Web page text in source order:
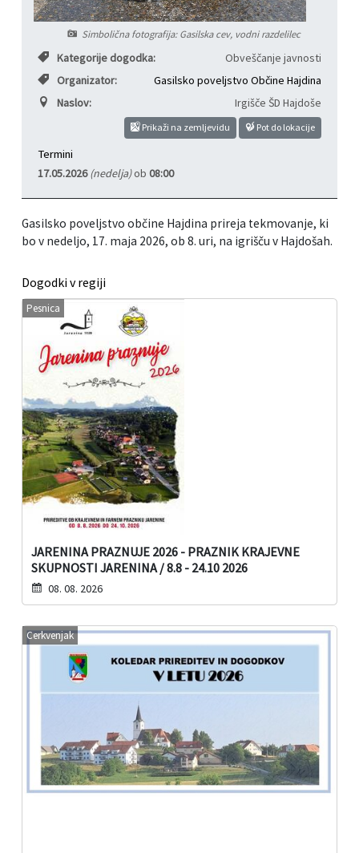
Simbolična fotografija: Gasilska cev, vodni razdelilec
Kategorije dogodka:
Obveščanje javnosti
Organizator:
Gasilsko poveljstvo Občine Hajdina
Naslov:
Irgišče ŠD Hajdoše
Prikaži na zemljevidu Pot do lokacije
Termini
17.05.2026(nedelja)ob 08:00
Gasilsko poveljstvo občine Hajdina prireja tekmovanje, ki
bo v nedeljo, 17. maja 2026, ob 8. uri, na igrišču v Hajdošah.
Dogodki v regiji
Pesnica
JARENINA PRAZNUJE 2026 - PRAZNIK KRAJEVNE
SKUPNOSTI JARENINA / 8.8 - 24.10 2026
08. 08. 2026
Cerkvenjak
Informacije javnega značaja
Vizitka občine
Javni razpisi, natečaji, namere...
Projekti in investicije
Občinski časopis Hajdinčan
Napovedniki SIP TV